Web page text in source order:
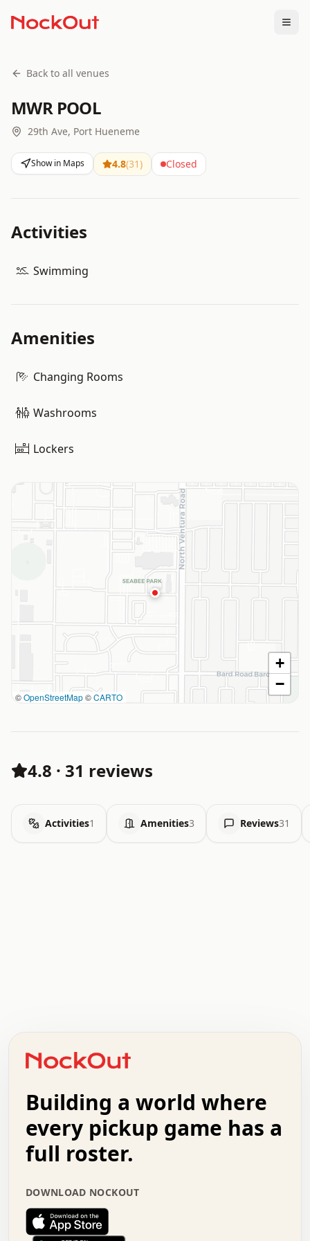
Back to all venues
MWR POOL
29th Ave, Port Hueneme
Show in Maps 4.8(31) Closed
Activities
Swimming
Amenities
Changing Rooms
Washrooms
Lockers
©OpenStreetMap©CARTO
+
−
4.8 · 31 reviews
Activities1 Amenities3 Reviews31
+   .   .   .   .   .   .   .   .   .   +   .   .
.   .   .   .   .   .   .   .   .   .   .   :   .
.   .   .   .   +   .   .   .   .   .   .   .   +
.   :   .   .   .   .   .   .   .   .   o   .   .
.   .   x   .   .   .   .   .   .   :   .   .   o
.   .   .   .   :   .   .   .   .   o   .   .   .
.   .   .   .   .   .   .   :   .   .   .   .   .
.   .   .   .   .   .   .   +   .   .   x   .   .
.   .   .   .   .   :   +   .   .   .   .   .   o
.   .   .   .   .   .   .   .   .   .   .   .   .
Building a world where
every pickup game has a
full roster.
DOWNLOAD NOCKOUT